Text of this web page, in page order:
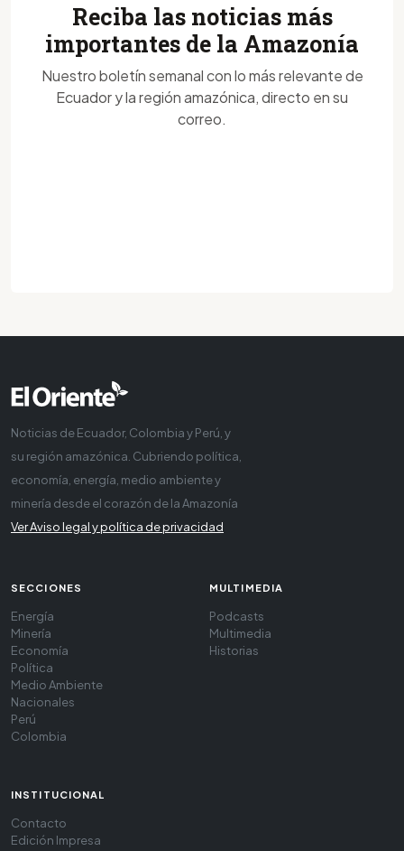
Reciba las noticias más
importantes de la Amazonía
Nuestro boletín semanal con lo más relevante de
Ecuador y la región amazónica, directo en su
correo.
Noticias de Ecuador, Colombia y Perú, y
su región amazónica. Cubriendo política,
economía, energía, medio ambiente y
minería desde el corazón de la Amazonía
Ver Aviso legal y política de privacidad
SECCIONES
Energía
Minería
Economía
Política
Medio Ambiente
Nacionales
Perú
Colombia
MULTIMEDIA
Podcasts
Multimedia
Historias
INSTITUCIONAL
Contacto
Edición Impresa